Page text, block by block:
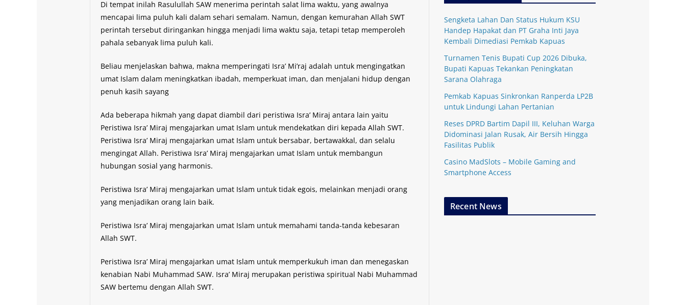
Di tempat inilah Rasulullah SAW menerima perintah salat lima waktu, yang awalnya
mencapai lima puluh kali dalam sehari semalam. Namun, dengan kemurahan Allah SWT
perintah tersebut diringankan hingga menjadi lima waktu saja, tetapi tetap memperoleh
pahala sebanyak lima puluh kali.
Beliau menjelaskan bahwa, makna memperingati Isra’ Mi’raj adalah untuk mengingatkan
umat Islam dalam meningkatkan ibadah, memperkuat iman, dan menjalani hidup dengan
penuh kasih sayang
Ada beberapa hikmah yang dapat diambil dari peristiwa Isra’ Miraj antara lain yaitu
Peristiwa Isra’ Miraj mengajarkan umat Islam untuk mendekatkan diri kepada Allah SWT.
Peristiwa Isra’ Miraj mengajarkan umat Islam untuk bersabar, bertawakkal, dan selalu
mengingat Allah. Peristiwa Isra’ Miraj mengajarkan umat Islam untuk membangun
hubungan sosial yang harmonis.
Peristiwa Isra’ Miraj mengajarkan umat Islam untuk tidak egois, melainkan menjadi orang
yang menjadikan orang lain baik.
Peristiwa Isra’ Miraj mengajarkan umat Islam untuk memahami tanda-tanda kebesaran
Allah SWT.
Peristiwa Isra’ Miraj mengajarkan umat Islam untuk memperkukuh iman dan menegaskan
kenabian Nabi Muhammad SAW. Isra’ Miraj merupakan peristiwa spiritual Nabi Muhammad
SAW bertemu dengan Allah SWT.
Sengketa Lahan Dan Status Hukum KSU
Handep Hapakat dan PT Graha Inti Jaya
Kembali Dimediasi Pemkab Kapuas
Turnamen Tenis Bupati Cup 2026 Dibuka,
Bupati Kapuas Tekankan Peningkatan
Sarana Olahraga
Pemkab Kapuas Sinkronkan Ranperda LP2B
untuk Lindungi Lahan Pertanian
Reses DPRD Bartim Dapil III, Keluhan Warga
Didominasi Jalan Rusak, Air Bersih Hingga
Fasilitas Publik
Casino MadSlots – Mobile Gaming and
Smartphone Access
Recent News